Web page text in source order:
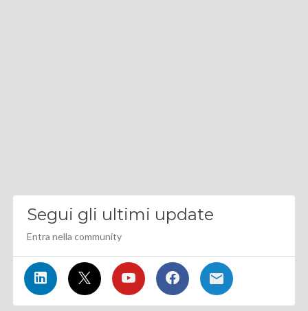
Segui gli ultimi update
Entra nella community